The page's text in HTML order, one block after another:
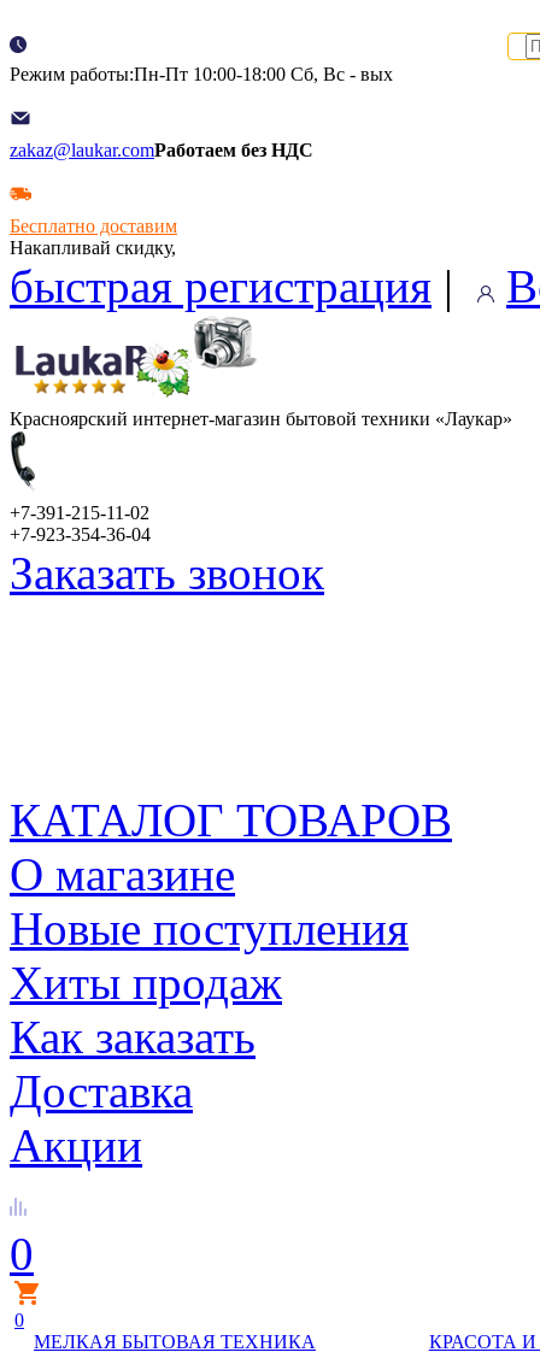
Режим работы:Пн-Пт 10:00-18:00 Сб, Вс - вых
zakaz@laukar.comРаботаем без НДС
Бесплатно доставим
Накапливай скидку,
быстрая регистрация |
Красноярский интернет-магазин бытовой техники «Лаукар»
+7-391-215-11-02
+7-923-354-36-04
Заказать звонок
КАТАЛОГ ТОВАРОВ
О магазине
Новые поступления
Хиты продаж
Как заказать
Доставка
Акции
0
0
МЕЛКАЯ БЫТОВАЯ ТЕХНИКА
КРАСОТА И